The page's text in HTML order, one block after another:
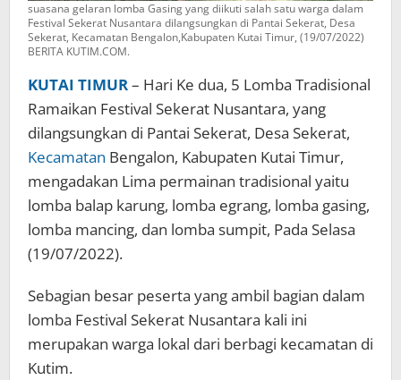
suasana gelaran lomba Gasing yang diikuti salah satu warga dalam
Festival Sekerat Nusantara dilangsungkan di Pantai Sekerat, Desa
Sekerat, Kecamatan Bengalon,Kabupaten Kutai Timur, (19/07/2022)
BERITA KUTIM.COM.
KUTAI TIMUR– Hari Ke dua, 5 Lomba Tradisional
Ramaikan Festival Sekerat Nusantara, yang
dilangsungkan di Pantai Sekerat, Desa Sekerat,
Kecamatan Bengalon, Kabupaten Kutai Timur,
mengadakan Lima permainan tradisional yaitu
lomba balap karung, lomba egrang, lomba gasing,
lomba mancing, dan lomba sumpit, Pada Selasa
(19/07/2022).
Sebagian besar peserta yang ambil bagian dalam
lomba Festival Sekerat Nusantara kali ini
merupakan warga lokal dari berbagi kecamatan di
Kutim.